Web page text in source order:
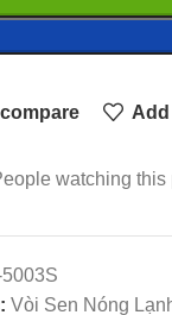
watching this
Vòi Sen Nóng